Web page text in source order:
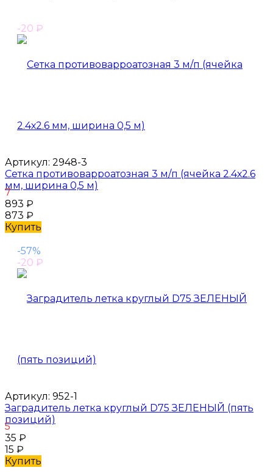
-20 ₽
Артикул: 2948-3
Сетка противоварроатозная 3 м/п (ячейка 2.4х2.6
мм, ширина 0,5 м)
7
893 ₽
873 ₽
Купить
-57%
-20 ₽
Артикул: 952-1
Заградитель летка круглый D75 ЗЕЛЕНЫЙ (пять
позиций)
5
35 ₽
15 ₽
Купить